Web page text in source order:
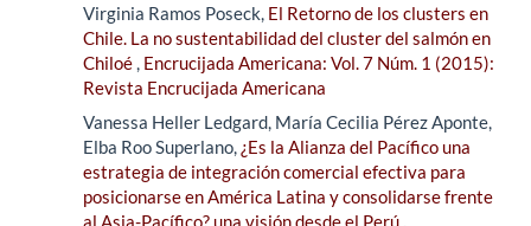
Virginia Ramos Poseck, El Retorno de los clusters en
Chile. La no sustentabilidad del cluster del salmón en
Chiloé, Encrucijada Americana: Vol. 7 Núm. 1 (2015):
Revista Encrucijada Americana
Vanessa Heller Ledgard, María Cecilia Pérez Aponte,
Elba Roo Superlano, ¿Es la Alianza del Pacífico una
estrategia de integración comercial efectiva para
posicionarse en América Latina y consolidarse frente
al Asia-Pacífico? una visión desde el Perú,